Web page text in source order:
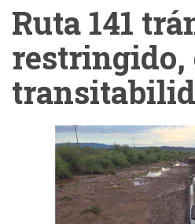
Ruta 141
restringido,